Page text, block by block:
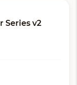
Series v2